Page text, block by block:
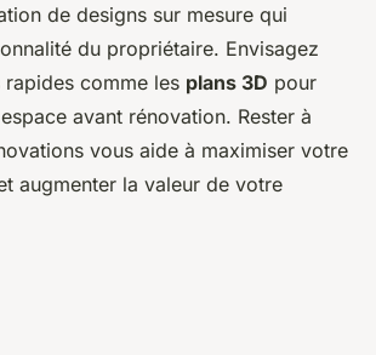
de designs sur mesure qui
du propriétaire. Envisagez
comme les plans 3D pour
avant rénovation. Rester à
vous aide à maximiser votre
augmenter la valeur de votre